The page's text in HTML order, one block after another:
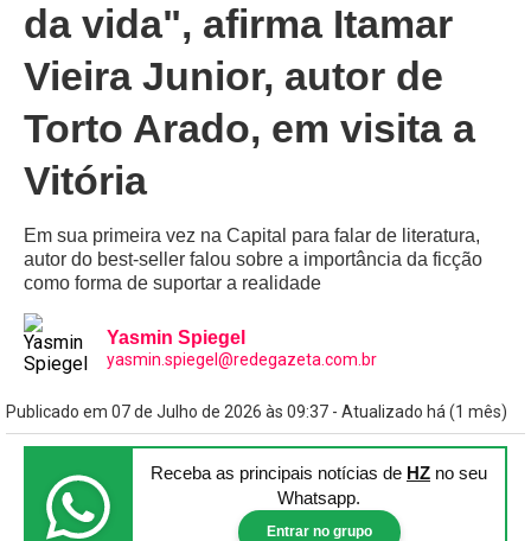
da vida", afirma Itamar
Vieira Junior, autor de
Torto Arado, em visita a
Vitória
Em sua primeira vez na Capital para falar de literatura,
autor do best-seller falou sobre a importância da ficção
como forma de suportar a realidade
Yasmin Spiegel
yasmin.spiegel@redegazeta.com.br
Publicado em 07 de Julho de 2026 às 09:37 - Atualizado há (1 mês)
Receba as principais notícias de HZ no seu
Whatsapp.
Entrar no grupo